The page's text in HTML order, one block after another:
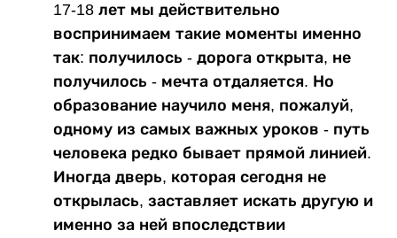
17-18 лет мы действительно
воспринимаем такие моменты именно
так: получилось - дорога открыта, не
получилось - мечта отдаляется. Но
образование научило меня, пожалуй,
одному из самых важных уроков - путь
человека редко бывает прямой линией.
Иногда дверь, которая сегодня не
открылась, заставляет искать другую и
именно за ней впоследствии